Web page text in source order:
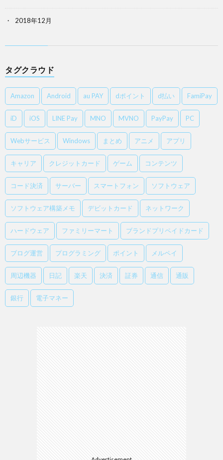
2018年12月
タグクラウド
Amazon Android au PAY dポイント d払い FamiPay
iD iOS LINE Pay MNO MVNO PayPay PC
Webサービス Windows まとめ アニメ アプリ
キャリア クレジットカード ゲーム コンテンツ
コード決済 サーバー スマートフォン ソフトウェア
ソフトウェア構築メモ デビットカード ネットワーク
ハードウェア ファミリーマート ブランドプリペイドカード
ブログ運営 プログラミング ポイント メルペイ
周辺機器 日記 楽天 決済 証券 通信 通販
銀行 電子マネー